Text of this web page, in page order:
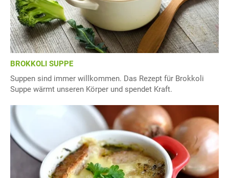
BROKKOLI SUPPE
Suppen sind immer willkommen. Das Rezept für Brokkoli
Suppe wärmt unseren Körper und spendet Kraft.